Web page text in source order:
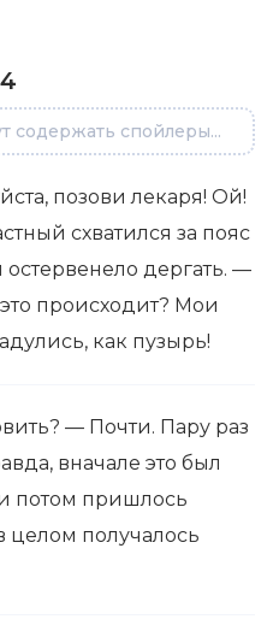
содержать спойлеры...
позови лекаря! Ой!
схватился за пояс
остервенело дергать. —
происходит? Мои
как пузырь!
— Почти. Пару раз
вначале это был
потом пришлось
целом получалось